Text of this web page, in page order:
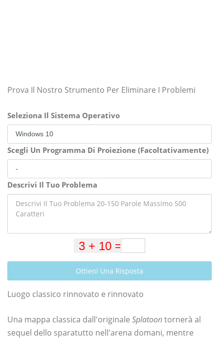
Prova Il Nostro Strumento Per Eliminare I Problemi
Seleziona Il Sistema Operativo
Scegli Un Programma Di Proiezione (Facoltativamente)
Descrivi Il Tuo Problema
Ottieni Una Risposta
Luogo classico rinnovato e rinnovato
Una mappa classica dall'originale Splatoontornerà al
sequel dello sparatutto nell'arena domani, mentre